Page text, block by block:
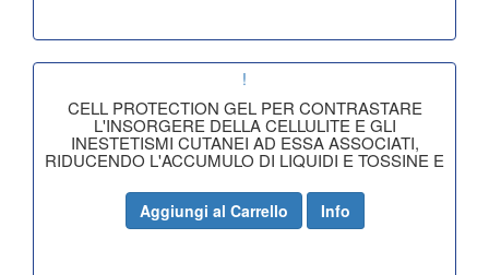
!
CELL PROTECTION GEL PER CONTRASTARE
L'INSORGERE DELLA CELLULITE E GLI
INESTETISMI CUTANEI AD ESSA ASSOCIATI,
RIDUCENDO L'ACCUMULO DI LIQUIDI E TOSSINE E
Aggiungi al Carrello Info